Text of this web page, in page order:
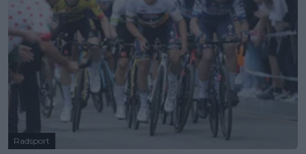
Radsport